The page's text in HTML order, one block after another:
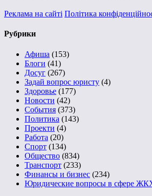
Реклама на сайті Політика
Рубрики
Афиша (153)
Блоги (41)
Досуг (267)
Задай вопрос юристу (4)
Здоровье (177)
Новости (42)
События (373)
Политика (143)
Проекти (4)
Работа (20)
Спорт (134)
Общество (834)
Транспорт (233)
Финансы и бизнес (234)
Юридические вопросы в сфере